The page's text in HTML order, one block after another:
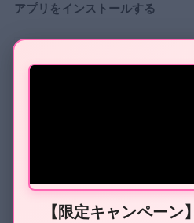
【限定キャンペー
アプリをインストールする